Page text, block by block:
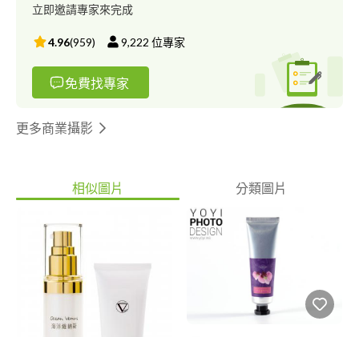
立即邀請專家來完成
4.96(959) 9,222 位專家
免費找專家
更多商業攝影
相似圖片 分類圖片